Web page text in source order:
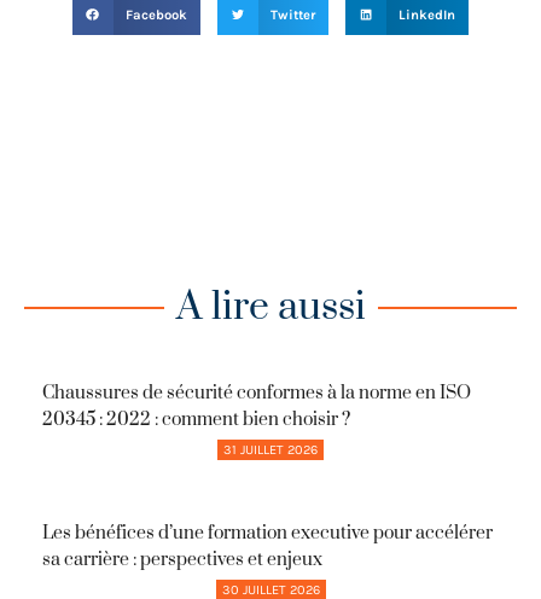
Facebook Twitter LinkedIn
A lire aussi
Chaussures de sécurité conformes à la norme en ISO
20345 : 2022 : comment bien choisir ?
31 JUILLET 2026
Les bénéfices d’une formation executive pour accélérer
sa carrière : perspectives et enjeux
30 JUILLET 2026